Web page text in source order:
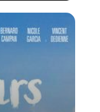
Film réalisé par Dominik Moll